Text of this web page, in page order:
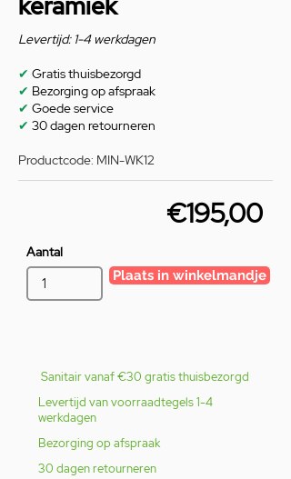
keramiek
Levertijd: 1-4 werkdagen
✔ Gratis thuisbezorgd
✔ Bezorging op afspraak
✔ Goede service
✔ 30 dagen retourneren
Productcode: MIN-WK12
€195,00
Aantal
Plaats in winkelmandje
Sanitair vanaf €30 gratis thuisbezorgd
Levertijd van voorraadtegels 1-4
werkdagen
Bezorging op afspraak
30 dagen retourneren